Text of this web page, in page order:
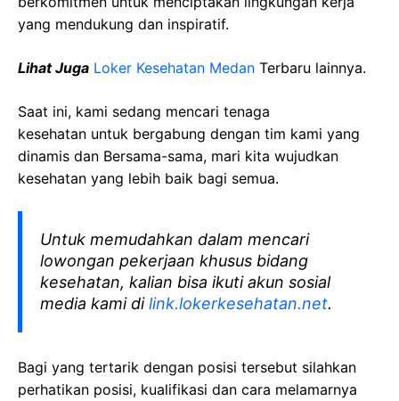
yang mendukung dan inspiratif.
Lihat Juga Loker Kesehatan Medan Terbaru lainnya.
Saat ini, kami sedang mencari tenaga
kesehatan untuk bergabung dengan tim kami yang
dinamis dan Bersama-sama, mari kita wujudkan
kesehatan yang lebih baik bagi semua.
Untuk memudahkan dalam mencari
lowongan pekerjaan khusus bidang
kesehatan, kalian bisa ikuti akun sosial
media kami dilink.lokerkesehatan.net.
Bagi yang tertarik dengan posisi tersebut silahkan
perhatikan posisi, kualifikasi dan cara melamarnya